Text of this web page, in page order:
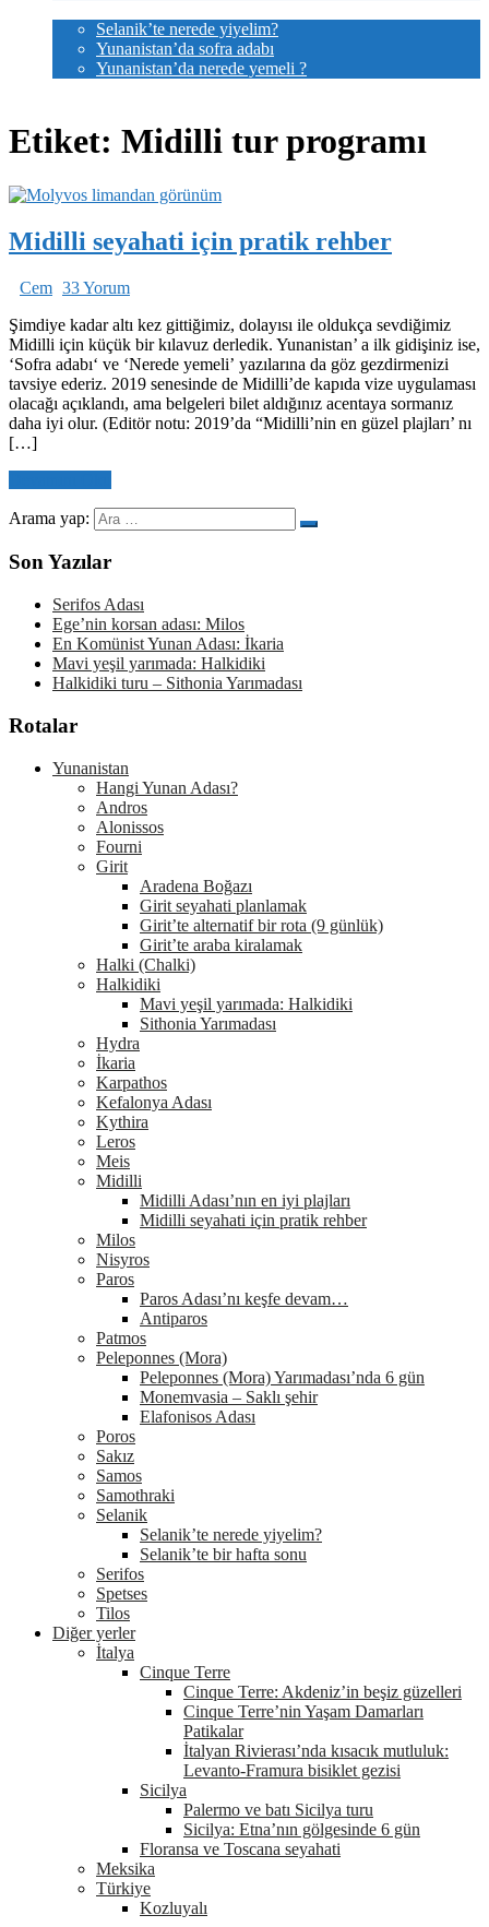
Selanik’te nerede yiyelim?
Yunanistan’da sofra adabı
Yunanistan’da nerede yemeli ?
Etiket: Midilli tur programı
Midilli seyahati için pratik rehber
Cem 33 Yorum
Şimdiye kadar altı kez gittiğimiz, dolayısı ile oldukça sevdiğimiz
Midilli için küçük bir kılavuz derledik. Yunanistan’ a ilk gidişiniz ise,
‘Sofra adabı‘ ve ‘Nerede yemeli’ yazılarına da göz gezdirmenizi
tavsiye ederiz. 2019 senesinde de Midilli’de kapıda vize uygulaması
olacağı açıklandı, ama belgeleri bilet aldığınız acentaya sormanız
daha iyi olur. (Editör notu: 2019’da “Midilli’nin en güzel plajları’ nı
[…]
Arama yap:
Son Yazılar
Serifos Adası
Ege’nin korsan adası: Milos
En Komünist Yunan Adası: İkaria
Mavi yeşil yarımada: Halkidiki
Halkidiki turu – Sithonia Yarımadası
Rotalar
Yunanistan
Hangi Yunan Adası?
Andros
Alonissos
Fourni
Girit
Aradena Boğazı
Girit seyahati planlamak
Girit’te alternatif bir rota (9 günlük)
Girit’te araba kiralamak
Halki (Chalki)
Halkidiki
Mavi yeşil yarımada: Halkidiki
Sithonia Yarımadası
Hydra
İkaria
Karpathos
Kefalonya Adası
Kythira
Leros
Meis
Midilli
Midilli Adası’nın en iyi plajları
Midilli seyahati için pratik rehber
Milos
Nisyros
Paros
Paros Adası’nı keşfe devam…
Antiparos
Patmos
Peleponnes (Mora)
Peleponnes (Mora) Yarımadası’nda 6 gün
Monemvasia – Saklı şehir
Elafonisos Adası
Poros
Sakız
Samos
Samothraki
Selanik
Selanik’te nerede yiyelim?
Selanik’te bir hafta sonu
Serifos
Spetses
Tilos
Diğer yerler
İtalya
Cinque Terre
Cinque Terre: Akdeniz’in beşiz güzelleri
Cinque Terre’nin Yaşam Damarları
Patikalar
İtalyan Rivierası’nda kısacık mutluluk:
Levanto-Framura bisiklet gezisi
Sicilya
Palermo ve batı Sicilya turu
Sicilya: Etna’nın gölgesinde 6 gün
Floransa ve Toscana seyahati
Meksika
Türkiye
Kozluyalı